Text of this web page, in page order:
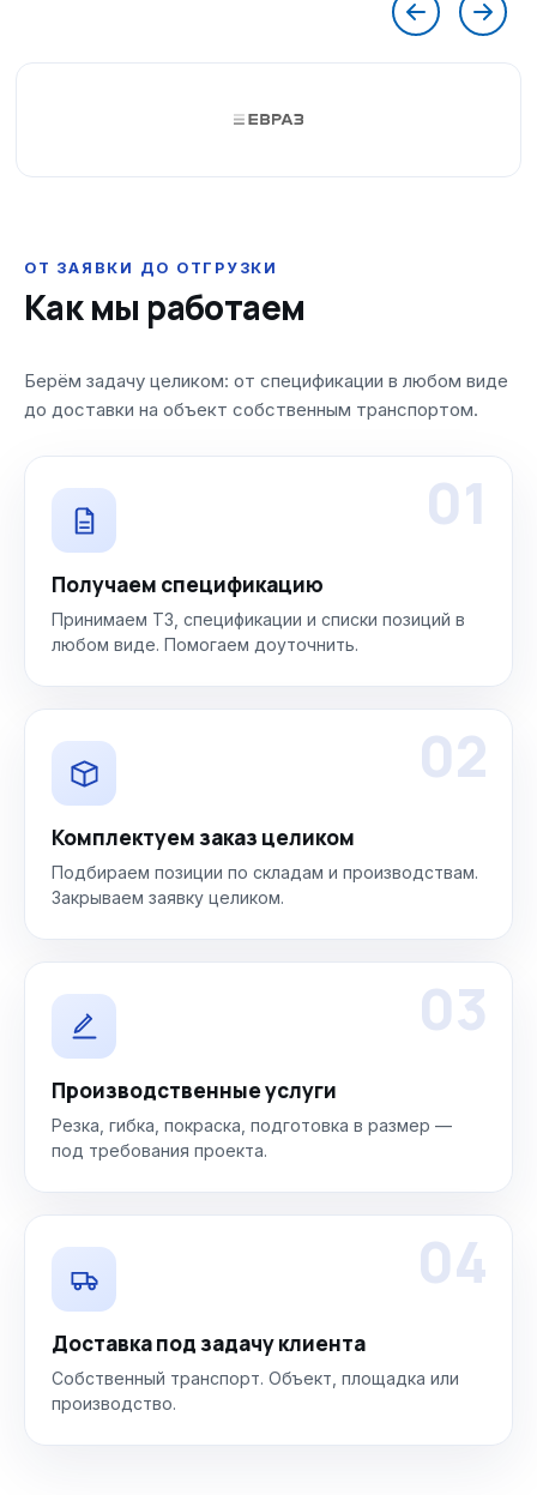
ОТ ЗАЯВКИ ДО ОТГРУЗКИ
Как мы работаем
Берём задачу целиком: от спецификации в любом виде
до доставки на объект собственным транспортом.
01
Получаем спецификацию
Принимаем ТЗ, спецификации и списки позиций в
любом виде. Помогаем доуточнить.
02
Комплектуем заказ целиком
Подбираем позиции по складам и производствам.
Закрываем заявку целиком.
03
Производственные услуги
Резка, гибка, покраска, подготовка в размер —
под требования проекта.
04
Доставка под задачу клиента
Собственный транспорт. Объект, площадка или
производство.